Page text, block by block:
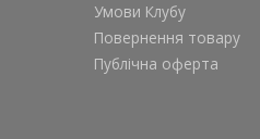
Умови Клубу
Повернення товару
Публічна оферта